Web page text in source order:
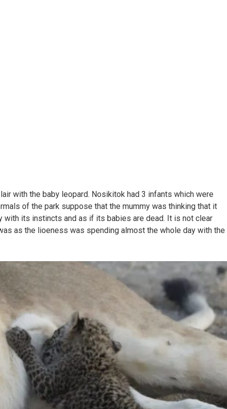
with the baby leopard. Nosikitok had 3 infants which were
of the park suppose that the mummy was thinking that it
with its instincts and as if its babies are dead. It is not clear
as the lioeness was spending almost the whole day with the